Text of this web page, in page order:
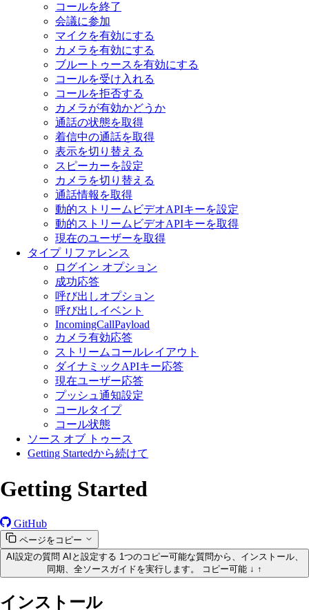
コールを終了
会議に参加
マイクを有効にする
カメラを有効にする
ブルートゥースを有効にする
コールを受け入れる
コールを拒否する
カメラが有効かどうか
通話の状態を取得
着信中の通話を取得
表示を切り替える
スピーカーを設定
カメラを切り替える
通話情報を取得
動的ストリームビデオAPIキーを設定
動的ストリームビデオAPIキーを取得
現在のユーザーを取得
タイプ リファレンス
ログイン オプション
成功応答
呼び出しオプション
呼び出しイベント
IncomingCallPayload
カメラ有効応答
ストリームコールレイアウト
ダイナミックAPIキー応答
現在ユーザー応答
プッシュ通知設定
コールタイプ
コール状態
ソース オブ トゥース
Getting Startedから続けて
Getting Started
GitHub
ページをコピー
AI設定の質問 AIと設定する 1つのコピー可能な質問から、インストール、
同期、全ソースガイドを実行します。
コピー可能 ↓ ↑
インストール